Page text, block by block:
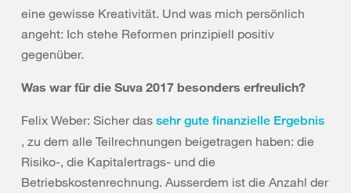
eine gewisse Kreativität. Und was mich persönlich
angeht: Ich stehe Reformen prinzipiell positiv
gegenüber.
Was war für die Suva 2017 besonders erfreulich?
Felix Weber: Sicher das sehr gute finanzielle Ergebnis
, zu dem alle Teilrechnungen beigetragen haben: die
Risiko-, die Kapitalertrags- und die
Betriebskostenrechnung. Ausserdem ist die Anzahl der